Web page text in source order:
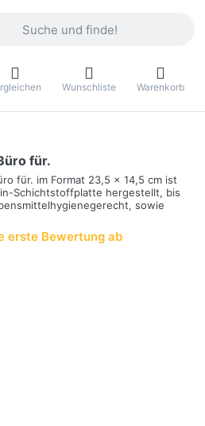
Wunschliste Warenkorb
für.
für. im Format 23,5 x 14,5 cm ist
Schichtstoffplatte hergestellt, bis
sowie
erste Bewertung ab